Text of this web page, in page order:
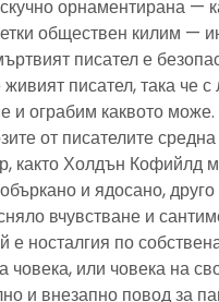
орнаментирана —
обществен килим —
писател е
писател, така че с
и ограбим каквото може.
от писателите
както Холдън Кофийлд
и ядосано,
вчувстване и
е носталгия по
човека, или човека на
и внезапно повод за